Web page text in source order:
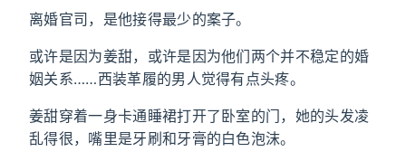
离婚官司，是他接得最少的案子。
或许是因为姜甜，或许是因为他们两个并不稳定的婚
姻关系……西装革履的男人觉得有点头疼。
姜甜穿着一身卡通睡裙打开了卧室的门，她的头发凌
乱得很，嘴里是牙刷和牙膏的白色泡沫。